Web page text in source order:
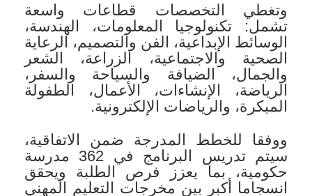
وتغطي التخصصات قطاعات واسعة
تشمل: تكنولوجيا المعلومات، الهندسة،
الوسائط الإبداعية، الفن والتصميم، الرعاية
الصحية والاجتماعية، الزراعة، الشعر
والجمال، الضيافة والسياحة والسفر،
الرياضة، الإنشاءات، الأعمال، الطفولة
المبكرة، والرياضات الإلكترونية.
ووفقا للخطط المدرجة ضمن الاتفاقية،
سيتم تدريس البرنامج في 362 مدرسة
حكومية، بما يعزز فرص الطلبة ويحقق
انسجاما أكبر بين مخرجات التعليم المهني